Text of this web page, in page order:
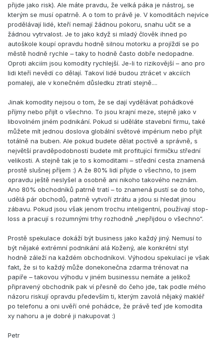
přijde jako risk). Ale máte pravdu, že velká páka je nástroj, se
kterým se musí opatrně. A o tom to právě je. V komoditách nejvíce
prodělávají lidé, kteří nemají žádnou pokoru, snahu učit se a
žádnou vytrvalost. Je to jako když si mladý člověk ihned po
autoškole koupí opravdu hodně silnou motorku a projíždí se po
městě hodně rychle – taky to hodně často dobře nedopadne.
Oproti akciím jsou komodity rychlejší. Je-li to rizikovější – ano pro
lidi kteří nevědí co dělají. Takoví lidé budou ztrácet v akciích
pomaleji, ale v konečném důsledku ztratí stejně....
Jinak komodity nejsou o tom, že se dají vydělávat pohádkové
příjmy nebo přijít o všechno. To jsou krajní meze, stejně jako v
libovolném jiném podnikání. Pokud si uděláte stavební firmu, také
můžete mít jednou doslova globální světové impérium nebo přijít
totálně na buben. Ale pokud budete dělat poctivě a správně, s
největší pravděpodobností budete mít profitující firmičku střední
velikosti. A stejně tak je to s komoditami – střední cesta znamená
prostě slušnej příjem :) A že 80% lidí přijde o všechno, to jsem
opravdu ještě neslyšel a osobně ani nikoho takového neznám.
Ano 80% obchodníků patrně tratí – to znamená pustí se do toho,
udělá pár obchodů, patrně vytvoří ztrátu a jdou si hledat jinou
zábavu. Pokud jsou však jenom trochu inteligentní, používají stop-
loss a pracují s rozumnými trhy rozhodně „nepřijdou o všechno“.
Prostě spekulace dokáží být business jako každý jiný. Nemusí to
být nějaké extrémní podnikání alá Kožený, ale konkrétní styl
hodně záleží na každém obchodníkovi. Výhodou spekulací je však
fakt, že si to každý může donekonečna zdarma trénovat na
papíře – takovou výhodu v jiném businessu nemáte a jelikož
připravený obchodník pak ví přesně do čeho jde, tak podle mého
názoru riskují opravdu především ti, kterým zavolá nějaký makléř
po telefonu a oni uvěří oné pohádce, že právě teď jde komodita
xy nahoru a je dobré ji nakupovat :)
Petr